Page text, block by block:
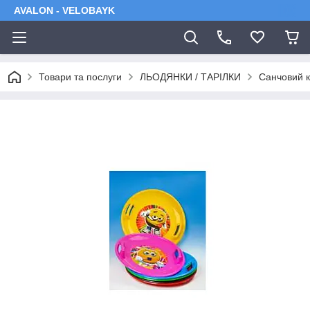
AVALON - VELOBAYK
Товари та послуги ЛЬОДЯНКИ / ТАРІЛКИ Санчовий